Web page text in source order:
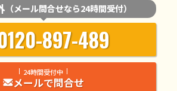
（メール問合せなら24時間受付）
897-489
24時間受付中
メールで問合せ